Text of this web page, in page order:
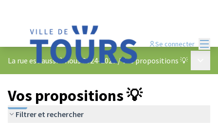
Se connecter
La rue est aussi à nous 2024-2025 /Vos propositions 💡
Vos propositions 💡
Filtrer et rechercher